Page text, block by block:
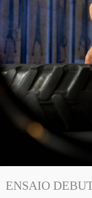
ENSAIO